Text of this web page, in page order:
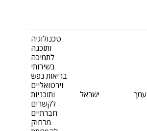
עמך ישראל
טכנולוגיה
ותוכנה
לתמיכה
בשירותי
בריאות נפש
וירטואליים
ותוכניות
לקשרים
חברתיים
מרחוק